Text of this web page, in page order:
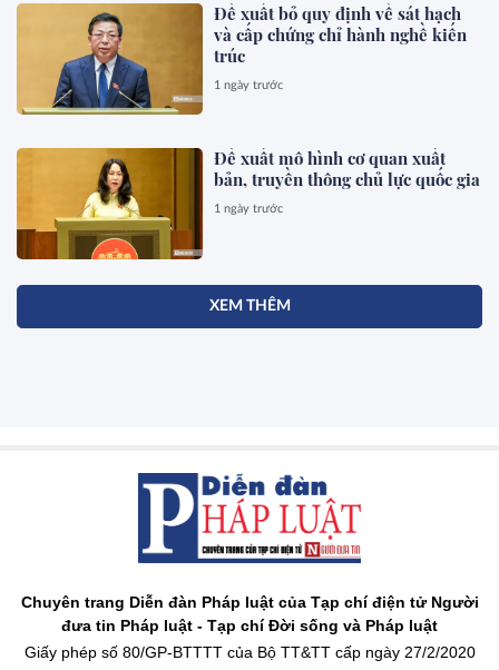
Đề xuất bỏ quy định về sát hạch
và cấp chứng chỉ hành nghề kiến
trúc
1 ngày trước
Đề xuất mô hình cơ quan xuất
bản, truyền thông chủ lực quốc gia
1 ngày trước
XEM THÊM
Chuyên trang Diễn đàn Pháp luật của Tạp chí điện tử Người
đưa tin Pháp luật - Tạp chí Đời sống và Pháp luật
Giấy phép số 80/GP-BTTTT của Bộ TT&TT cấp ngày 27/2/2020